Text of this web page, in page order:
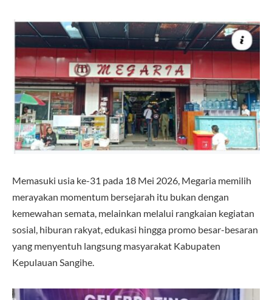
Memasuki usia ke-31 pada 18 Mei 2026, Megaria memilih
merayakan momentum bersejarah itu bukan dengan
kemewahan semata, melainkan melalui rangkaian kegiatan
sosial, hiburan rakyat, edukasi hingga promo besar-besaran
yang menyentuh langsung masyarakat Kabupaten
Kepulauan Sangihe.